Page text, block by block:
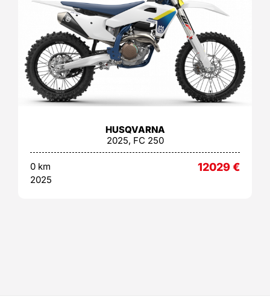
HUSQVARNA
2025, FC 250
0 km
2025
12029€